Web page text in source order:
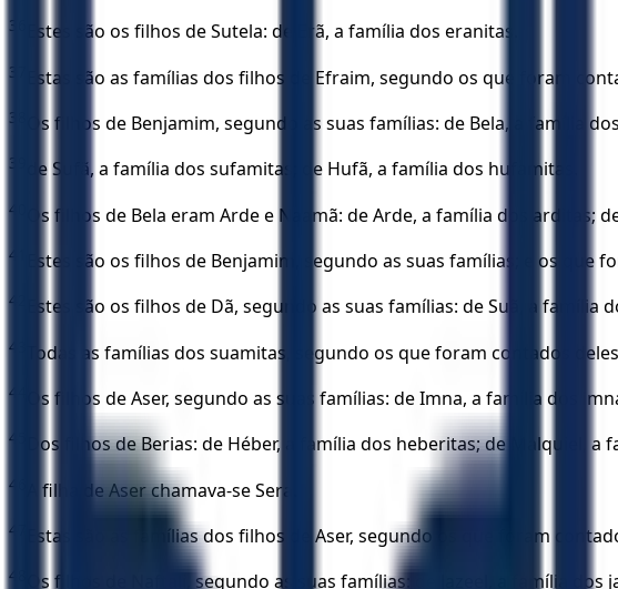
36 Estes são os filhos de Sutela: de Erã, a família dos eranitas.
37 Estas são as famílias dos filhos de Efraim, segundo os que foram
38 Os filhos de Benjamim, segundo as suas famílias: de Bela, a família
39 de Sufã, a família dos sufamitas; de Hufã, a família dos hufamitas.
40 Os filhos de Bela eram Arde e Naamã: de Arde, a família dos arditas;
41 Estes são os filhos de Benjamim, segundo as suas famílias; e os
42 Estes são os filhos de Dã, segundo as suas famílias: de Suã, a
43 Todas as famílias dos suamitas, segundo os que foram contados
44 Os filhos de Aser, segundo as suas famílias: de Imna, a família dos
45 Dos filhos de Berias: de Héber, a família dos heberitas; de Malquiel, a
46 A filha de Aser chamava-se Sera.
47 Estas são as famílias dos filhos de Aser, segundo os que foram
48 Os filhos de Naftali, segundo as suas famílias: de Jazeel, a família